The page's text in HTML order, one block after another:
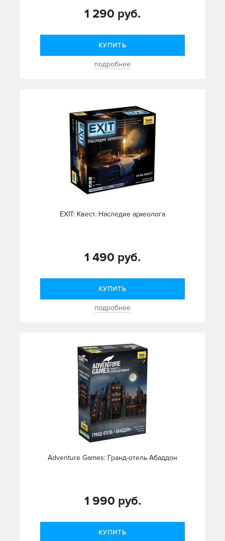
1 290 руб.
КУПИТЬ
подробнее
EXIT: Квест. Наследие археолога
1 490 руб.
КУПИТЬ
подробнее
Adventure Games: Гранд-отель Абаддон
1 990 руб.
КУПИТЬ